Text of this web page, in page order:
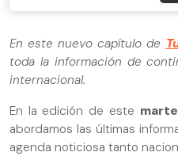
En este nuevo capítulo de
toda la información de
internacional.
En la edición de este
abordamos las últimas
agenda noticiosa tanto